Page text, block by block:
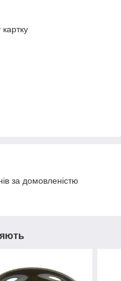
за домовленістю